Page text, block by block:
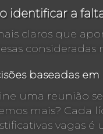
identificar a
claros que
baseadas
uma reunião
mais? Cada
vagas